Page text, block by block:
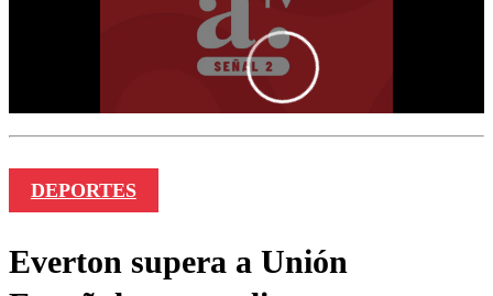
DEPORTES
Everton supera a Unión